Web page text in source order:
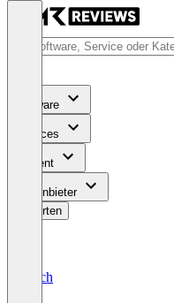
Software
Services
Content
Für Anbieter
Bewerten
Deutsch